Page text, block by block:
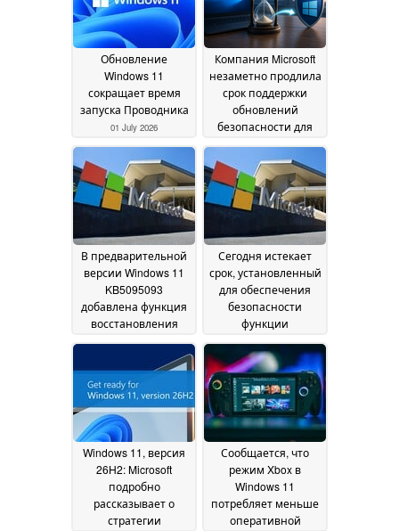
Обновление
Windows 11
сокращает время
запуска Проводника
01 July 2026
Компания Microsoft
незаметно продлила
срок поддержки
обновлений
безопасности для
28 June 2026
В предварительной
версии Windows 11
KB5095093
добавлена функция
восстановления
определенный
момент времени26
June 2026
Сегодня истекает
срок, установленный
для обеспечения
безопасности
функции
загрузка» (Secure
Boot) в Windows24
June 2026
Windows 11, версия
26H2: Microsoft
подробно
рассказывает о
стратегии
Сообщается, что
режим Xbox в
Windows 11
потребляет меньше
оперативной